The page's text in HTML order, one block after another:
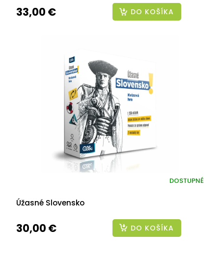
33,00 € DO KOŠÍKA
Úžasné Slovensko
DOSTUPNÉ
30,00 € DO KOŠÍKA